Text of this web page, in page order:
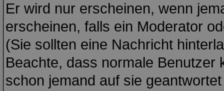
Er wird nur erscheinen, wenn
erscheinen, falls ein Moderator
(Sie sollten eine Nachricht
Beachte, dass normale Benutzer
schon jemand auf sie